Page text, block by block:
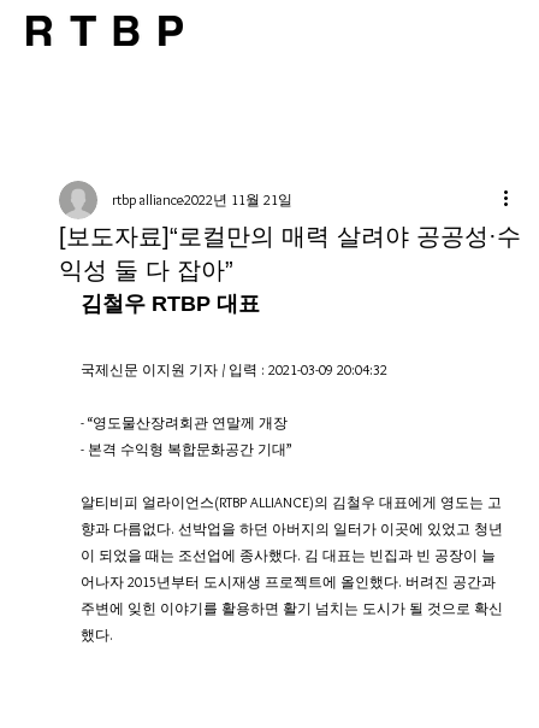
[보도자료]“로컬만의 매력 살려야 공공성·수
익성 둘 다 잡아”
rtbp alliance2022년 11월 21일
김철우 RTBP 대표
국제신문 이지원 기자 / 입력 : 2021-03-09 20:04:32
- “영도물산장려회관 연말께 개장
- 본격 수익형 복합문화공간 기대”
알티비피 얼라이언스(RTBP ALLIANCE)의 김철우 대표에게 영도는 고
향과 다름없다. 선박업을 하던 아버지의 일터가 이곳에 있었고 청년
이 되었을 때는 조선업에 종사했다. 김 대표는 빈집과 빈 공장이 늘
어나자 2015년부터 도시재생 프로젝트에 올인했다. 버려진 공간과
주변에 잊힌 이야기를 활용하면 활기 넘치는 도시가 될 것으로 확신
했다.